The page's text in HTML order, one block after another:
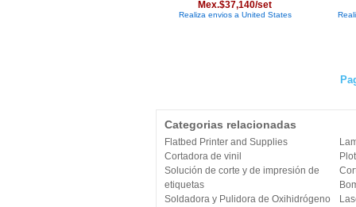
3.08HP, AC 1P 220V, 50Hz
Mex.$37,140/set
Realiza envios a United States
Categorias relacionadas
Flatbed Printer and Supplies
Cortadora de vinil
Solución de corte y de impresión de
etiquetas
Soldadora y Pulidora de Oxihidrógeno